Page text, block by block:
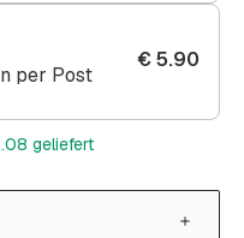
per Post
€5.90
geliefert